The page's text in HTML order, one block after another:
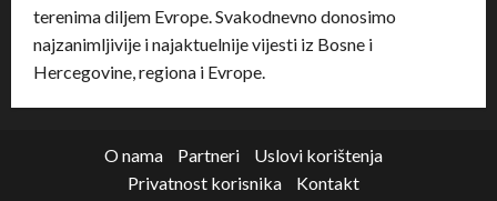
terenima diljem Evrope. Svakodnevno donosimo
najzanimljivije i najaktuelnije vijesti iz Bosne i
Hercegovine, regiona i Evrope.
O nama Partneri
Uslovi korištenja
Privatnost korisnika
Kontakt